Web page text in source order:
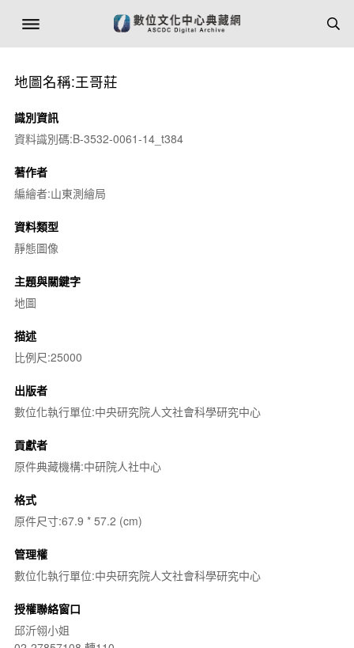
地圖名稱:王哥莊
識別資訊
資料識別碼:B-3532-0061-14_t384
著作者
編繪者:山東測繪局
資料類型
靜態圖像
主題與關鍵字
地圖
描述
比例尺:25000
出版者
數位化執行單位:中央研究院人文社會科學研究中心
貢獻者
原件典藏機構:中研院人社中心
格式
原件尺寸:67.9 * 57.2 (cm)
管理權
數位化執行單位:中央研究院人文社會科學研究中心
授權聯絡窗口
邱沂翎小姐